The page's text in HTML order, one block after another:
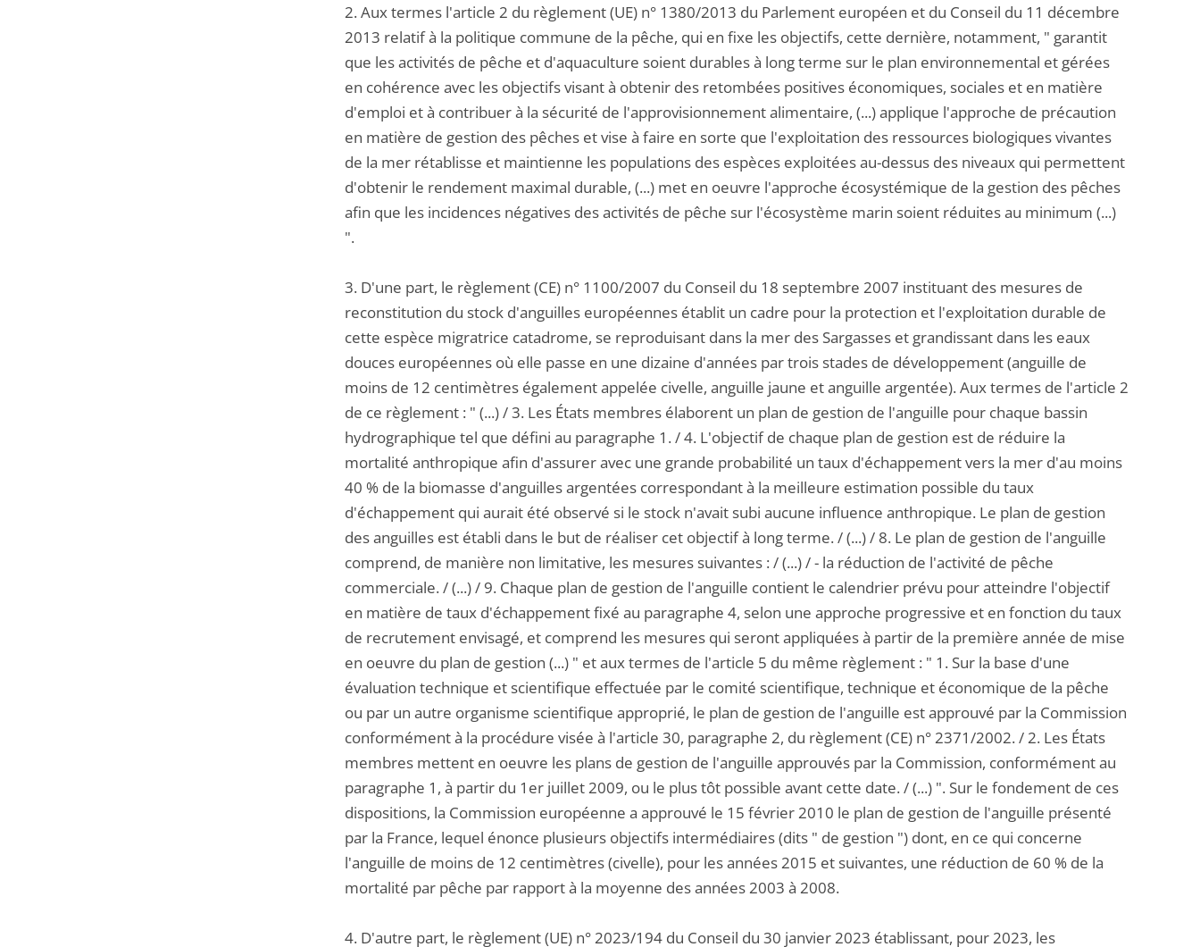
2. Aux termes l'article 2 du règlement (UE) n° 1380/2013 du Parlement européen et du Conseil du 11 décembre
2013 relatif à la politique commune de la pêche, qui en fixe les objectifs, cette dernière, notamment, " garantit
que les activités de pêche et d'aquaculture soient durables à long terme sur le plan environnemental et gérées
en cohérence avec les objectifs visant à obtenir des retombées positives économiques, sociales et en matière
d'emploi et à contribuer à la sécurité de l'approvisionnement alimentaire, (...) applique l'approche de précaution
en matière de gestion des pêches et vise à faire en sorte que l'exploitation des ressources biologiques vivantes
de la mer rétablisse et maintienne les populations des espèces exploitées au-dessus des niveaux qui permettent
d'obtenir le rendement maximal durable, (...) met en oeuvre l'approche écosystémique de la gestion des pêches
afin que les incidences négatives des activités de pêche sur l'écosystème marin soient réduites au minimum (...)
".
3. D'une part, le règlement (CE) n° 1100/2007 du Conseil du 18 septembre 2007 instituant des mesures de
reconstitution du stock d'anguilles européennes établit un cadre pour la protection et l'exploitation durable de
cette espèce migratrice catadrome, se reproduisant dans la mer des Sargasses et grandissant dans les eaux
douces européennes où elle passe en une dizaine d'années par trois stades de développement (anguille de
moins de 12 centimètres également appelée civelle, anguille jaune et anguille argentée). Aux termes de l'article 2
de ce règlement : " (...) / 3. Les États membres élaborent un plan de gestion de l'anguille pour chaque bassin
hydrographique tel que défini au paragraphe 1. / 4. L'objectif de chaque plan de gestion est de réduire la
mortalité anthropique afin d'assurer avec une grande probabilité un taux d'échappement vers la mer d'au moins
40 % de la biomasse d'anguilles argentées correspondant à la meilleure estimation possible du taux
d'échappement qui aurait été observé si le stock n'avait subi aucune influence anthropique. Le plan de gestion
des anguilles est établi dans le but de réaliser cet objectif à long terme. / (...) / 8. Le plan de gestion de l'anguille
comprend, de manière non limitative, les mesures suivantes : / (...) / - la réduction de l'activité de pêche
commerciale. / (...) / 9. Chaque plan de gestion de l'anguille contient le calendrier prévu pour atteindre l'objectif
en matière de taux d'échappement fixé au paragraphe 4, selon une approche progressive et en fonction du taux
de recrutement envisagé, et comprend les mesures qui seront appliquées à partir de la première année de mise
en oeuvre du plan de gestion (...) " et aux termes de l'article 5 du même règlement : " 1. Sur la base d'une
évaluation technique et scientifique effectuée par le comité scientifique, technique et économique de la pêche
ou par un autre organisme scientifique approprié, le plan de gestion de l'anguille est approuvé par la Commission
conformément à la procédure visée à l'article 30, paragraphe 2, du règlement (CE) n° 2371/2002. / 2. Les États
membres mettent en oeuvre les plans de gestion de l'anguille approuvés par la Commission, conformément au
paragraphe 1, à partir du 1er juillet 2009, ou le plus tôt possible avant cette date. / (...) ". Sur le fondement de ces
dispositions, la Commission européenne a approuvé le 15 février 2010 le plan de gestion de l'anguille présenté
par la France, lequel énonce plusieurs objectifs intermédiaires (dits " de gestion ") dont, en ce qui concerne
l'anguille de moins de 12 centimètres (civelle), pour les années 2015 et suivantes, une réduction de 60 % de la
mortalité par pêche par rapport à la moyenne des années 2003 à 2008.
4. D'autre part, le règlement (UE) n° 2023/194 du Conseil du 30 janvier 2023 établissant, pour 2023, les